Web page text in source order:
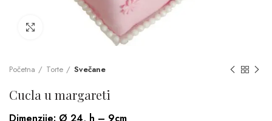
Click to enlarge
Početna Torte Svečane
Cucla u margareti